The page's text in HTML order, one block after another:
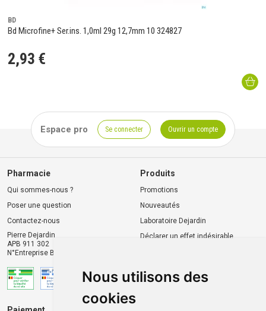
Nous utilisons des
cookies
BD
Bd Microfine+ Ser.ins. 1,0ml 29g 12,7mm 10 324827
2,93 €
Espace pro Se connecter Ouvrir un compte
Pharmacie
Qui sommes-nous ?
Poser une question
Contactez-nous
Pierre Dejardin
APB 911 302
N°Entreprise BE0446.901.764
Produits
Promotions
Nouveautés
Laboratoire Dejardin
Déclarer un effet indésirable